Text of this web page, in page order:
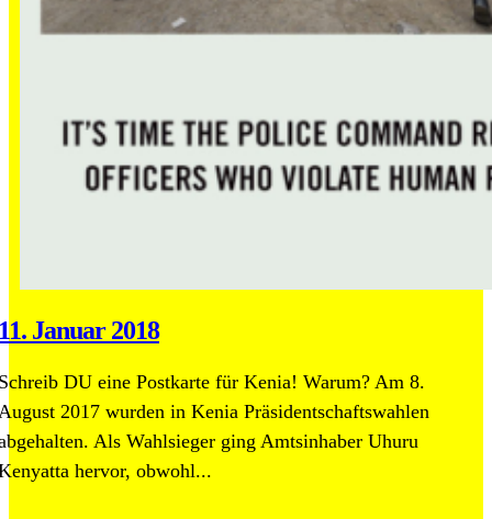
Januar 2018
DU eine Postkarte für Kenia! Warum? Am 8.
2017 wurden in Kenia Präsidentschaftswahlen
Als Wahlsieger ging Amtsinhaber Uhuru
hervor, obwohl...